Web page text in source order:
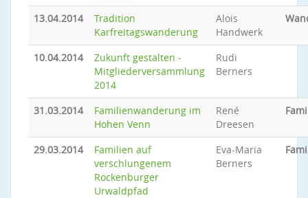
13.04.2014
Tradition
Karfreitagswanderung
Alois
Handwerk
10.04.2014
Zukunft gestalten -
Mitgliederversammlung
2014
Rudi
Berners
31.03.2014
Familienwanderung im
Hohen Venn
René
Dreesen
29.03.2014
Familien auf
verschlungenem
Rockenburger
Urwaldpfad
Eva-Maria
Berners